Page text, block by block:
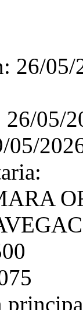
26/05/
26/05/
05/